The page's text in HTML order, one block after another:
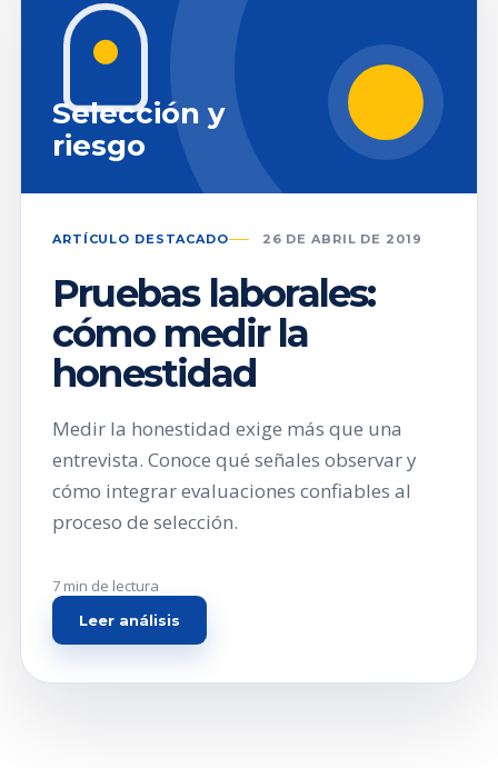
Selección y
riesgo
ARTÍCULO DESTACADO 26 DE ABRIL DE 2019
Pruebas laborales:
cómo medir la
honestidad
Medir la honestidad exige más que una
entrevista. Conoce qué señales observar y
cómo integrar evaluaciones confiables al
proceso de selección.
7 min de lectura
Leer análisis